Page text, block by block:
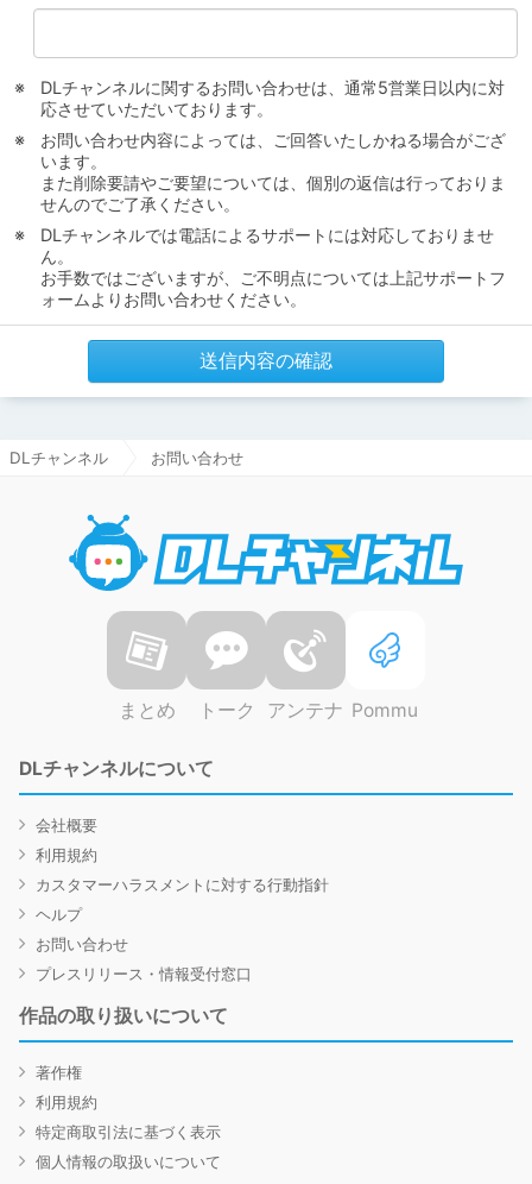
DLチャンネルに関するお問い合わせは、通常5営業日以内に対
応させていただいております。
お問い合わせ内容によっては、ご回答いたしかねる場合がござ
います。
また削除要請やご要望については、個別の返信は行っておりま
せんのでご了承ください。
DLチャンネルでは電話によるサポートには対応しておりませ
ん。
お手数ではございますが、ご不明点については上記サポートフ
ォームよりお問い合わせください。
送信内容の確認
DLチャンネル お問い合わせ
まとめ トーク アンテナ Pommu
DLチャンネルについて
会社概要
利用規約
カスタマーハラスメントに対する行動指針
ヘルプ
お問い合わせ
プレスリリース・情報受付窓口
作品の取り扱いについて
著作権
利用規約
特定商取引法に基づく表示
個人情報の取扱いについて